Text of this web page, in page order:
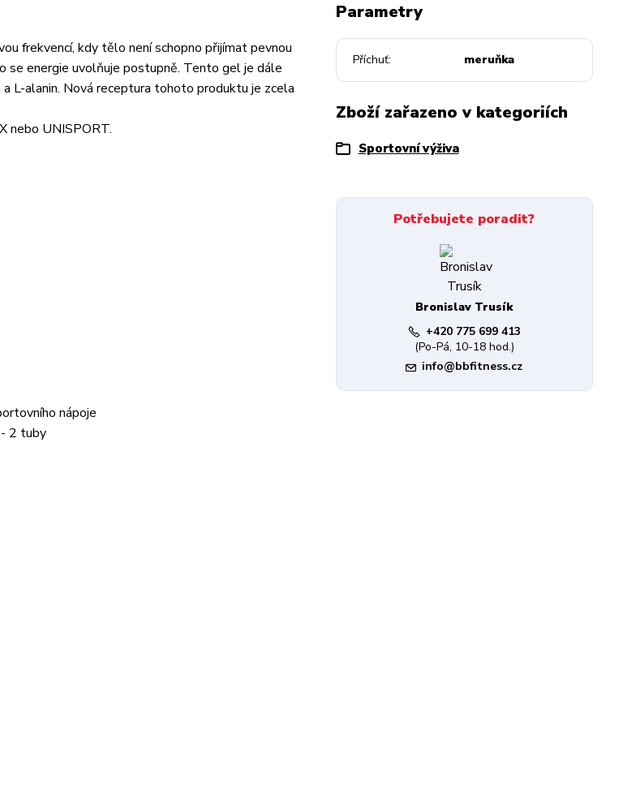
frekvencí, kdy tělo není schopno přijímat pevnou
se energie uvolňuje postupně. Tento gel je dále
L-alanin. Nová receptura tohoto produktu je zcela
nebo UNISPORT.
nápoje
2 tuby
Parametry
Příchuť meruňka
Zboží zařazeno v kategoriích
Sportovní výživa
Potřebujete poradit?
Bronislav Trusík
+420 775 699 413
(Po-Pá, 10-18 hod.)
info@bbfitness.cz